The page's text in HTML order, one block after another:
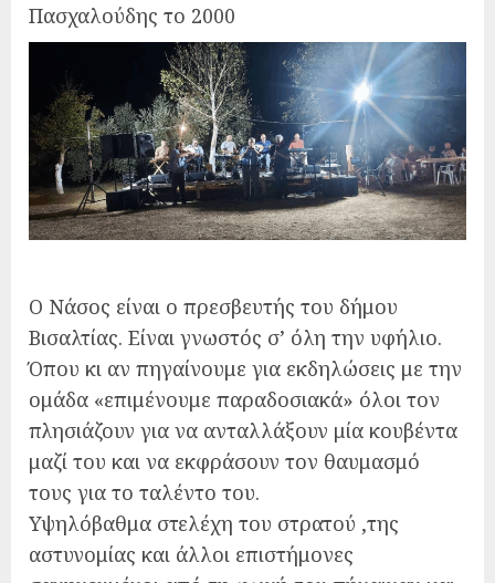
Πασχαλούδης το 2000
Ο Νάσος είναι ο πρεσβευτής του δήμου
Βισαλτίας. Είναι γνωστός σ’ όλη την υφήλιο.
Όπου κι αν πηγαίνουμε για εκδηλώσεις με την
ομάδα «επιμένουμε παραδοσιακά» όλοι τον
πλησιάζουν για να ανταλλάξουν μία κουβέντα
μαζί του και να εκφράσουν τον θαυμασμό
τους για το ταλέντο του.
Υψηλόβαθμα στελέχη του στρατού ,της
αστυνομίας και άλλοι επιστήμονες